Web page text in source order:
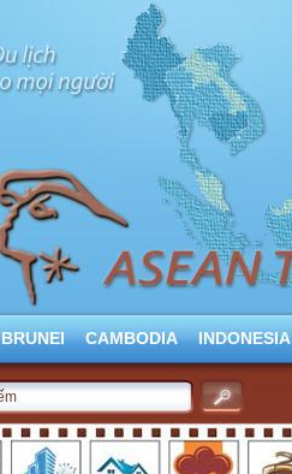
BRUNEI CAMBODIA INDONESIA